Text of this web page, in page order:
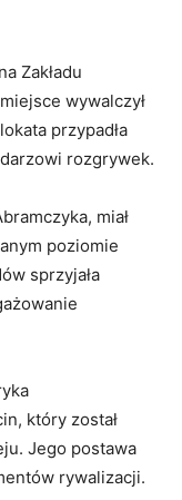
Zakładu
wywalczył
przypadła
rozgrywek.
miał
poziomie
sprzyjała
który został
Jego postawa
rywalizacji.